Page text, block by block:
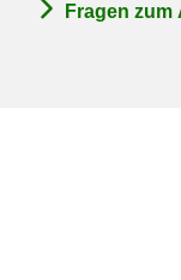
Fragen zum